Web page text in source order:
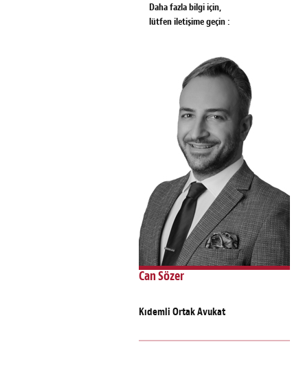
Daha fazla bilgi için,
lütfen iletişime geçin :
Can Sözer
Kıdemli Ortak Avukat